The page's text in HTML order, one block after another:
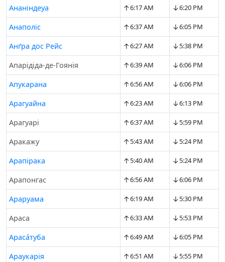
Ананіндеуа ↑6:17 AM ↓6:20 PM
Анаполіс ↑6:37 AM ↓6:05 PM
Анґра дос Рейс ↑6:27 AM ↓5:38 PM
Апарідіда-де-Гоянія ↑6:39 AM ↓6:06 PM
Апукарана ↑6:56 AM ↓6:06 PM
Арагуайна ↑6:23 AM ↓6:13 PM
Арагуарі ↑6:37 AM ↓5:59 PM
Аракажу ↑5:43 AM ↓5:24 PM
Арапірака ↑5:40 AM ↓5:24 PM
Арапонгас ↑6:56 AM ↓6:06 PM
Араруама ↑6:19 AM ↓5:30 PM
Араса ↑6:33 AM ↓5:53 PM
Араса́туба ↑6:49 AM ↓6:05 PM
Араукарія ↑6:51 AM ↓5:55 PM